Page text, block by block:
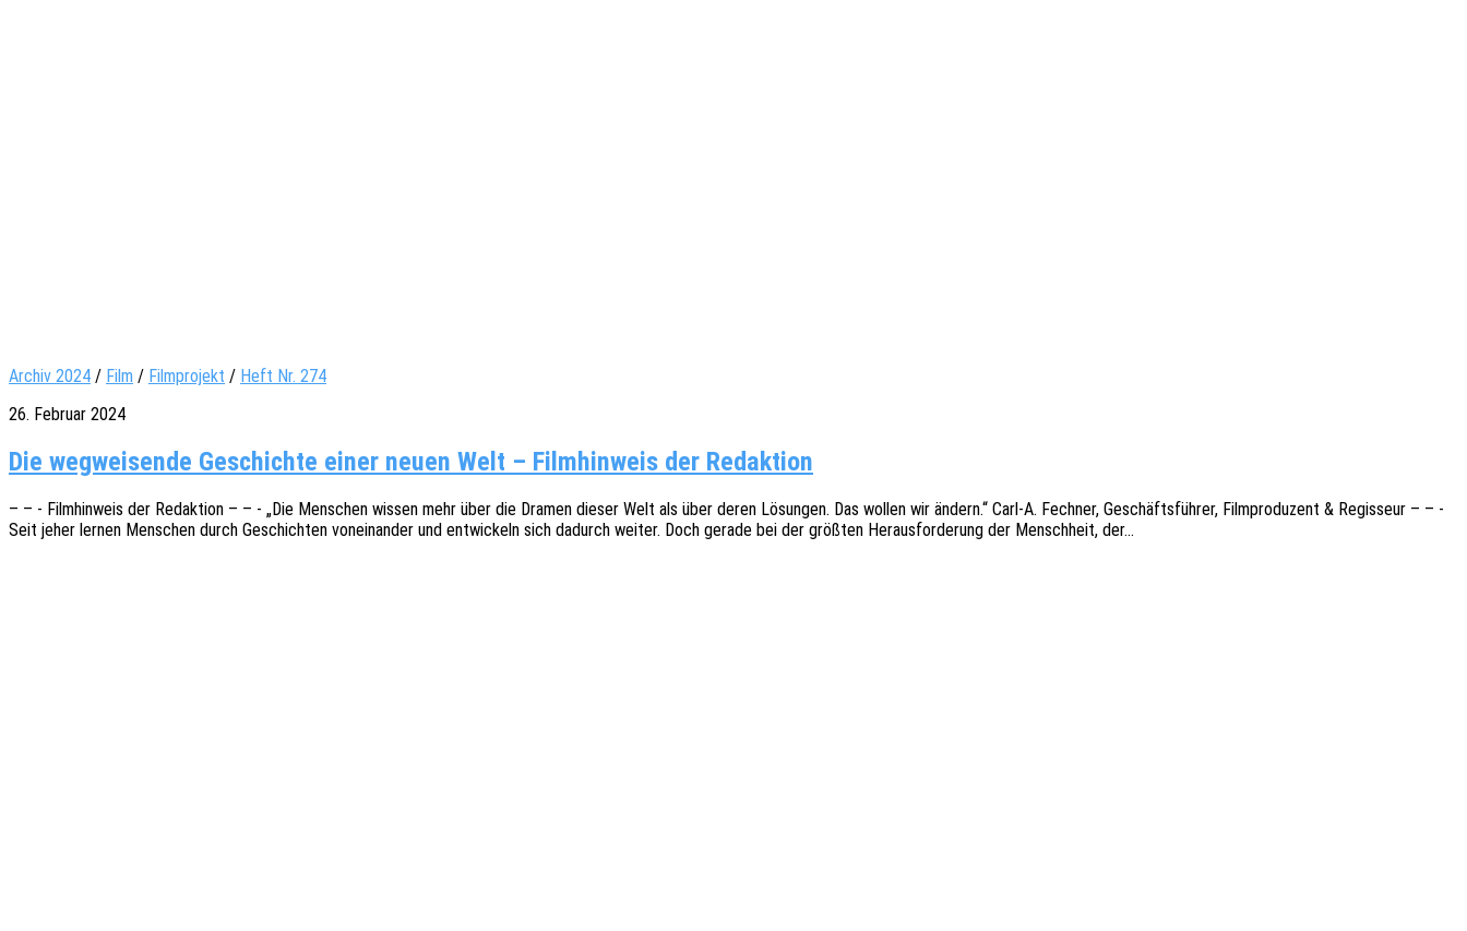
Archiv 2024 / Film / Filmprojekt / Heft Nr. 274
26. Februar 2024
Die wegweisende Geschichte einer neuen Welt – Filmhinweis der Redaktion
– – - Film­hin­weis der Redak­ti­on – – - „Die Menschen wissen mehr über die Dramen dieser Welt als über deren Lösun­gen. Das wollen wir ändern.“ Carl‑A. Fech­ner, Geschäfts­füh­rer, Film­pro­du­zent & Regis­seur – – -
Seit jeher lernen Menschen durch Geschich­ten vonein­an­der und entwi­ckeln sich dadurch weiter. Doch gerade bei der größ­ten Heraus­for­de­rung der Mensch­heit, der…